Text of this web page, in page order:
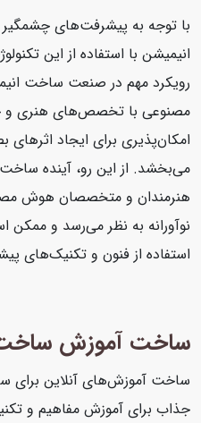
با توجه به پیشرفت‌های
انیمیشن با استفاده از این
رویکرد مهم در صنعت ساخت
مصنوعی با تخصص‌های هنری و
امکان‌پذیری برای ایجاد اثرهای
می‌بخشد. از این رو، آینده ساخت
هنرمندان و متخصصان هوش
نوآورانه به نظر می‌رسد و ممکن
استفاده از فنون و تکنیک‌های
ساخت آموزش ساخت
ساخت آموزش‌های آنلاین برای
جذاب برای آموزش مفاهیم و